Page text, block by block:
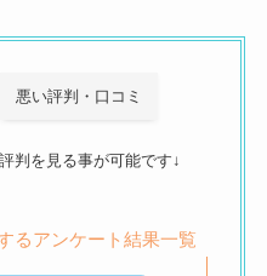
悪い評判・口コミ
判を見る事が可能です↓
るアンケート結果一覧